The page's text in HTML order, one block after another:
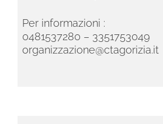
Per informazioni :
0481537280 – 3351753049
organizzazione@ctagorizia.it